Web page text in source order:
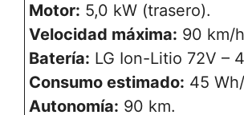
Motor: 5,0 kW (trasero).
Velocidad máxima: 90 km/
Batería: LG Ion-Litio 72V –
Consumo estimado: 45
Autonomía: 90 km.